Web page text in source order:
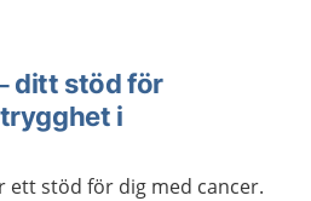
ditt stöd för
i
ett stöd för dig med cancer.